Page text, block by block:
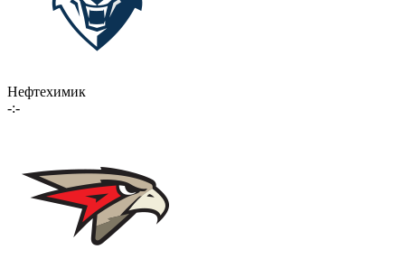
Нефтехимик
-:-